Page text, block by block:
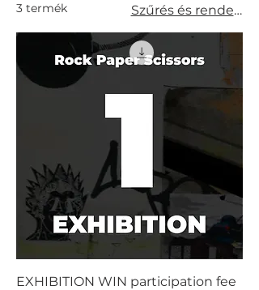
3 termék Szűrés és rendezés
EXHIBITION WIN participation fee